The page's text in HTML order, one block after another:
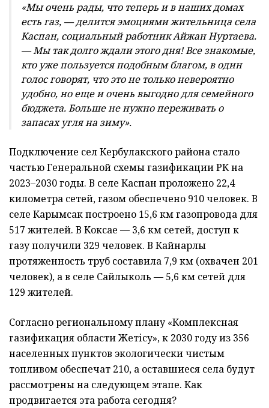
«Мы очень рады, что теперь и в наших домах
есть газ, — делится эмоциями жительница села
Каспан, социальный работник Айжан Нуртаева.
— Мы так долго ждали этого дня! Все знакомые,
кто уже пользуется подобным благом, в один
голос говорят, что это не только невероятно
удобно, но еще и очень выгодно для семейного
бюджета. Больше не нужно переживать о
запасах угля на зиму».
Подключение сел Кербулакского района стало
частью Генеральной схемы газификации РК на
2023–2030 годы. В селе Каспан проложено 22,4
километра сетей, газом обеспечено 910 человек. В
селе Карымсак построено 15,6 км газопровода для
517 жителей. В Коксае — 3,6 км сетей, доступ к
газу получили 329 человек. В Кайнарлы
протяженность труб составила 7,9 км (охвачен 201
человек), а в селе Сайлыколь — 5,6 км сетей для
129 жителей.
Согласно региональному плану «Комплексная
газификация области Жетісу», к 2030 году из 356
населенных пунктов экологически чистым
топливом обеспечат 210, а оставшиеся села будут
рассмотрены на следующем этапе. Как
продвигается эта работа сегодня?